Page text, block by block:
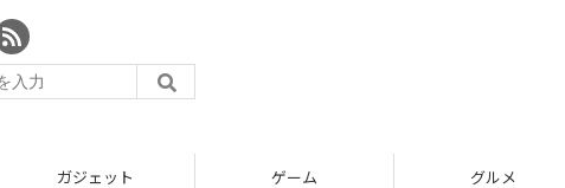
ガジェット ゲーム グルメ